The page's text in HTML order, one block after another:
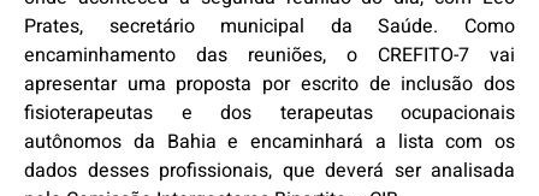
Prates, secretário municipal da Saúde. Como
encaminhamento das reuniões, o CREFITO-7 vai
apresentar uma proposta por escrito de inclusão dos
fisioterapeutas e dos terapeutas ocupacionais
autônomos da Bahia e encaminhará a lista com os
dados desses profissionais, que deverá ser analisada